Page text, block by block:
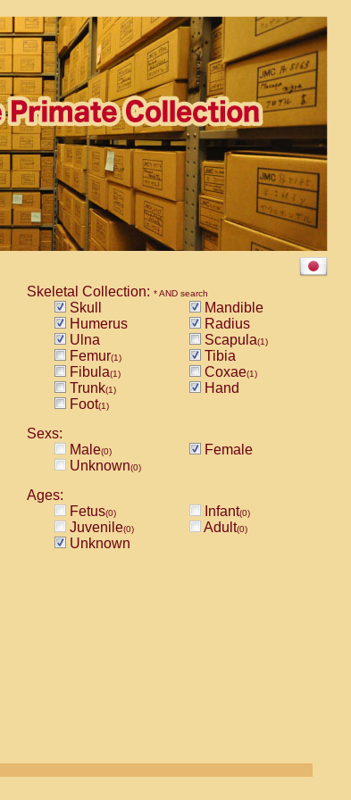
Skeletal Collection: * AND search
Skull
Mandible
Humerus
Radius
Ulna
Scapula(1)
Femur(1)
Tibia
Fibula(1) Coxae(1)
Trunk(1)
Hand
Foot(1)
Sexs:
Male(0)
Female
Unknown(0)
Ages:
Fetus(0) Infant(0)
Juvenile(0) Adult(0)
Unknown